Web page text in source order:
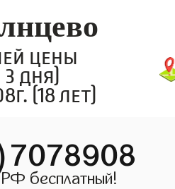
цены
дня)
(18 лет)
бесплатный!